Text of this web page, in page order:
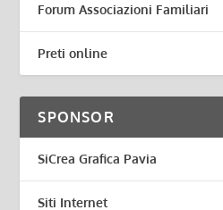
Forum Associazioni Familiari
Preti online
SPONSOR
SiCrea Grafica Pavia
Siti Internet